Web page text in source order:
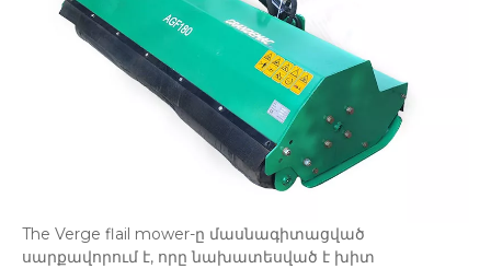
The Verge flail mower-ը մասնագիտացված
սարքավորում է, որը նախատեսված է խիտ